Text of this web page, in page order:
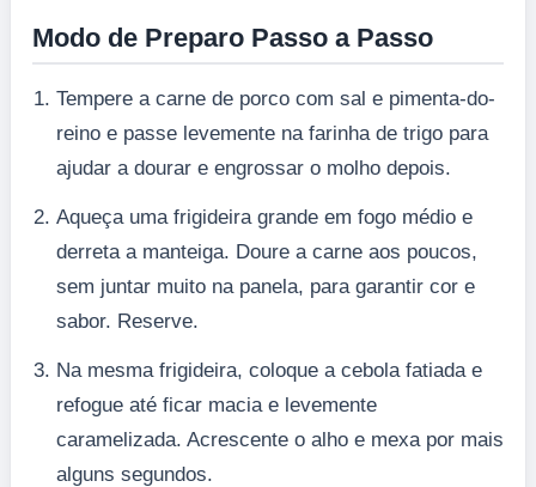
Modo de Preparo Passo a Passo
Tempere a carne de porco com sal e pimenta-do-
reino e passe levemente na farinha de trigo para
ajudar a dourar e engrossar o molho depois.
Aqueça uma frigideira grande em fogo médio e
derreta a manteiga. Doure a carne aos poucos,
sem juntar muito na panela, para garantir cor e
sabor. Reserve.
Na mesma frigideira, coloque a cebola fatiada e
refogue até ficar macia e levemente
caramelizada. Acrescente o alho e mexa por mais
alguns segundos.